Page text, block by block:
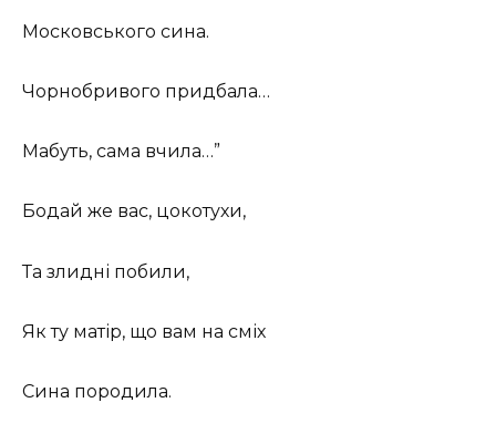
Московського сина.
Чорнобривого придбала…
Мабуть, сама вчила…”
Бодай же вас, цокотухи,
Та злидні побили,
Як ту матір, що вам на сміх
Сина породила.